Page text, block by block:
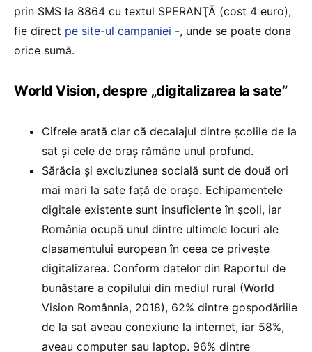
prin SMS la 8864 cu textul SPERANŢĂ (cost 4 euro),
fie direct pe site-ul campaniei -, unde se poate dona
orice sumă.
World Vision, despre „digitalizarea la sate”
Cifrele arată clar că decalajul dintre școlile de la
sat și cele de oraș rămâne unul profund.
Sărăcia și excluziunea socială sunt de două ori
mai mari la sate față de orașe. Echipamentele
digitale existente sunt insuficiente în școli, iar
România ocupă unul dintre ultimele locuri ale
clasamentului european în ceea ce privește
digitalizarea. Conform datelor din Raportul de
bunăstare a copilului din mediul rural (World
Vision Românnia, 2018), 62% dintre gospodăriile
de la sat aveau conexiune la internet, iar 58%,
aveau computer sau laptop. 96% dintre